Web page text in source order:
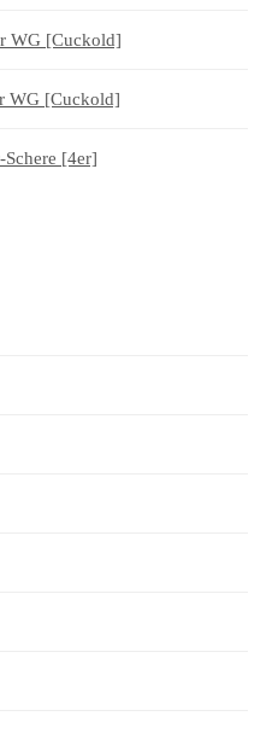
WG [Cuckold]
WG [Cuckold]
[4er]